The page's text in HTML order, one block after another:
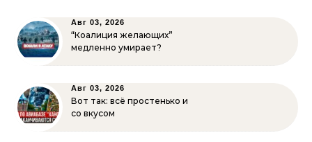
Авг 03, 2026
“Коалиция желающих”
медленно умирает?
Авг 03, 2026
Вот так: всё простенько и
со вкусом